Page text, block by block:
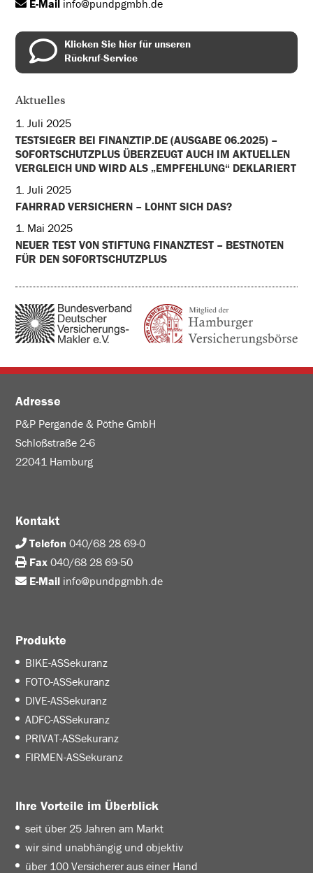
E-Mail info@pundpgmbh.de
Klicken Sie hier für unseren
Rückruf-Service
Aktuelles
1. Juli 2025
TESTSIEGER BEI FINANZTIP.DE (AUSGABE 06.2025) –
SOFORTSCHUTZPLUS ÜBERZEUGT AUCH IM AKTUELLEN
VERGLEICH UND WIRD ALS „EMPFEHLUNG“ DEKLARIERT
1. Juli 2025
FAHRRAD VERSICHERN – LOHNT SICH DAS?
1. Mai 2025
NEUER TEST VON STIFTUNG FINANZTEST – BESTNOTEN
FÜR DEN SOFORTSCHUTZPLUS
Adresse
P&P Pergande & Pöthe GmbH
Schloßstraße 2-6
22041 Hamburg
Kontakt
Telefon 040/68 28 69-0
Fax 040/68 28 69-50
E-Mail info@pundpgmbh.de
Produkte
BIKE-ASSekuranz
FOTO-ASSekuranz
DIVE-ASSekuranz
ADFC-ASSekuranz
PRIVAT-ASSekuranz
FIRMEN-ASSekuranz
Ihre Vorteile im Überblick
seit über 25 Jahren am Markt
wir sind unabhängig und objektiv
über 100 Versicherer aus einer Hand